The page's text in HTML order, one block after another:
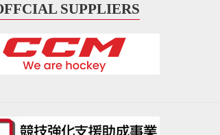
SUPPLIERS